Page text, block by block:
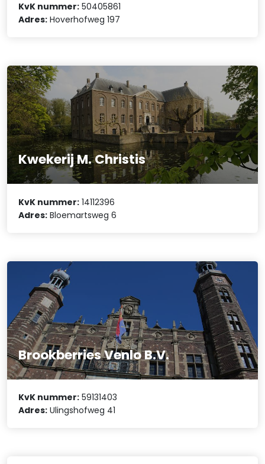
KvK nummer: 50405861
Adres: Hoverhofweg 197
Kwekerij M. Christis
KvK nummer: 14112396
Adres: Bloemartsweg 6
Brookberries Venlo B.V.
KvK nummer: 59131403
Adres: Ulingshofweg 41